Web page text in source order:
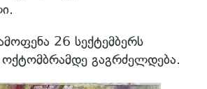
26 სექტემბერს
ოქტომბრამდე გაგრძელდება.